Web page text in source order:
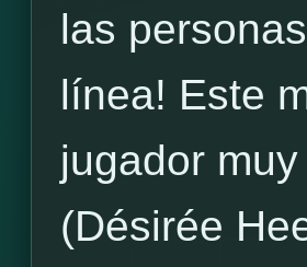
las
línea! Este
jugador
(Désirée